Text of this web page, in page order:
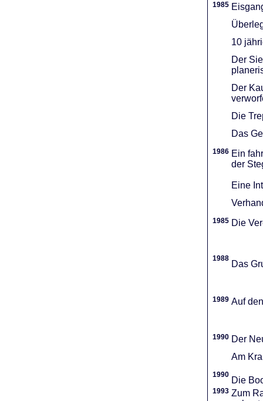
1985
10
Der
Der
Die
Das
1986 Ein
der
Eine
1985 Die
1988
Das
1989 Auf
1990 Der
Am
1990
Die
1993 Zum